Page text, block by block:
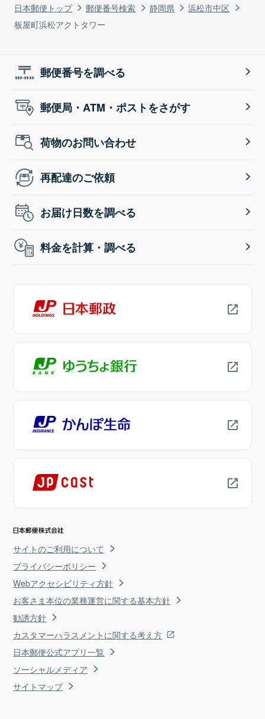
日本郵便トップ 郵便番号検索 静岡県
浜松市中区
板屋町浜松アクトタワー
郵便番号を調べる
郵便局・ATM・ポストをさがす
荷物のお問い合わせ
再配達のご依頼
お届け日数を調べる
料金を計算・調べる
サイトのご利用について
プライバシーポリシー
Webアクセシビリティ方針
お客さま本位の業務運営に関する基本方針
勧誘方針
カスタマーハラスメントに関する考え方
日本郵便公式アプリ一覧
ソーシャルメディア
サイトマップ